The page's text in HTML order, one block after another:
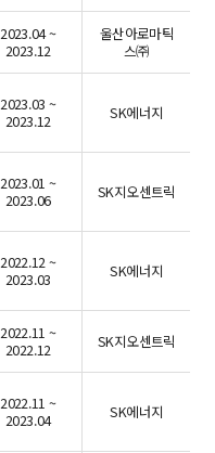
2023.04 ~
2023.12
울산아로마틱
스㈜
2023.03 ~
2023.12
SK에너지
2023.01 ~
2023.06
SK지오센트릭
2022.12 ~
2023.03
SK에너지
2022.11 ~
2022.12
SK지오센트릭
2022.11 ~
2023.04
SK에너지